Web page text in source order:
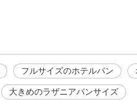
フルサイズのホテルパン
大きめのラザニアパンサイズ